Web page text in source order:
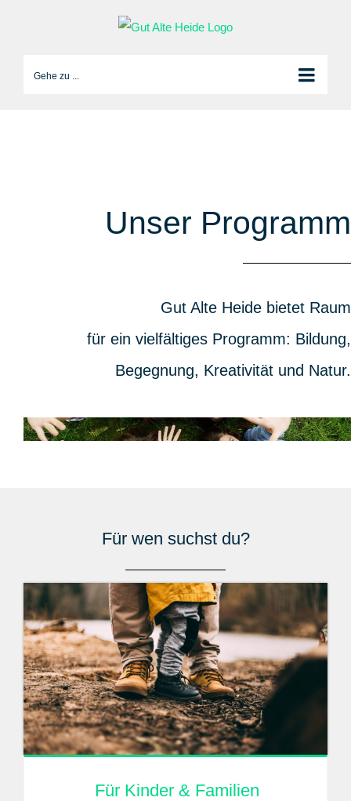
Gehe zu ...
Unser Programm
Gut Alte Heide bietet Raum
für ein vielfältiges Programm: Bildung,
Begegnung, Kreativität und Natur.
Für wen suchst du?
Für Kinder & Familien